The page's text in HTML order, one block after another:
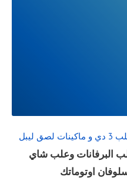
البرفانات وعلب شاي